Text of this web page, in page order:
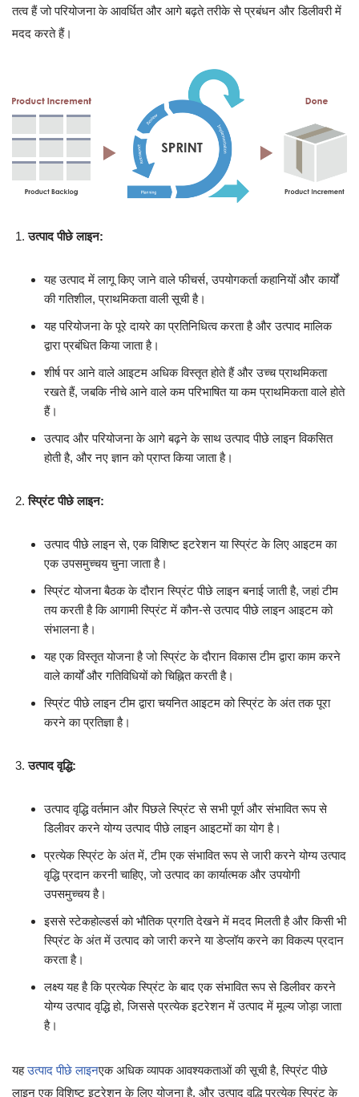
तत्व हैं जो परियोजना के आवर्धित और आगे बढ़ते तरीके से प्रबंधन और डिलीवरी में
मदद करते हैं।
उत्पाद पीछे लाइन:
यह उत्पाद में लागू किए जाने वाले फीचर्स, उपयोगकर्ता कहानियों और कार्यों
की गतिशील, प्राथमिकता वाली सूची है।
यह परियोजना के पूरे दायरे का प्रतिनिधित्व करता है और उत्पाद मालिक
द्वारा प्रबंधित किया जाता है।
शीर्ष पर आने वाले आइटम अधिक विस्तृत होते हैं और उच्च प्राथमिकता
रखते हैं, जबकि नीचे आने वाले कम परिभाषित या कम प्राथमिकता वाले होते
हैं।
उत्पाद और परियोजना के आगे बढ़ने के साथ उत्पाद पीछे लाइन विकसित
होती है, और नए ज्ञान को प्राप्त किया जाता है।
स्प्रिंट पीछे लाइन:
उत्पाद पीछे लाइन से, एक विशिष्ट इटरेशन या स्प्रिंट के लिए आइटम का
एक उपसमुच्चय चुना जाता है।
स्प्रिंट योजना बैठक के दौरान स्प्रिंट पीछे लाइन बनाई जाती है, जहां टीम
तय करती है कि आगामी स्प्रिंट में कौन-से उत्पाद पीछे लाइन आइटम को
संभालना है।
यह एक विस्तृत योजना है जो स्प्रिंट के दौरान विकास टीम द्वारा काम करने
वाले कार्यों और गतिविधियों को चिह्नित करती है।
स्प्रिंट पीछे लाइन टीम द्वारा चयनित आइटम को स्प्रिंट के अंत तक पूरा
करने का प्रतिज्ञा है।
उत्पाद वृद्धि:
उत्पाद वृद्धि वर्तमान और पिछले स्प्रिंट से सभी पूर्ण और संभावित रूप से
डिलीवर करने योग्य उत्पाद पीछे लाइन आइटमों का योग है।
प्रत्येक स्प्रिंट के अंत में, टीम एक संभावित रूप से जारी करने योग्य उत्पाद
वृद्धि प्रदान करनी चाहिए, जो उत्पाद का कार्यात्मक और उपयोगी
उपसमुच्चय है।
इससे स्टेकहोल्डर्स को भौतिक प्रगति देखने में मदद मिलती है और किसी भी
स्प्रिंट के अंत में उत्पाद को जारी करने या डेप्लॉय करने का विकल्प प्रदान
करता है।
लक्ष्य यह है कि प्रत्येक स्प्रिंट के बाद एक संभावित रूप से डिलीवर करने
योग्य उत्पाद वृद्धि हो, जिससे प्रत्येक इटरेशन में उत्पाद में मूल्य जोड़ा जाता
है।
यहउत्पाद पीछे लाइनएक अधिक व्यापक आवश्यकताओं की सूची है, स्प्रिंट पीछे
लाइन एक विशिष्ट इटरेशन के लिए योजना है, और उत्पाद वृद्धि प्रत्येक स्प्रिंट के